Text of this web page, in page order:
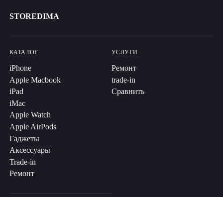
STOREDIMA
КАТАЛОГ
iPhone
Apple Macbook
iPad
iMac
Apple Watch
Apple AirPods
Гаджеты
Аксессуары
Trade-in
Ремонт
УСЛУГИ
Ремонт
trade-in
Сравнить